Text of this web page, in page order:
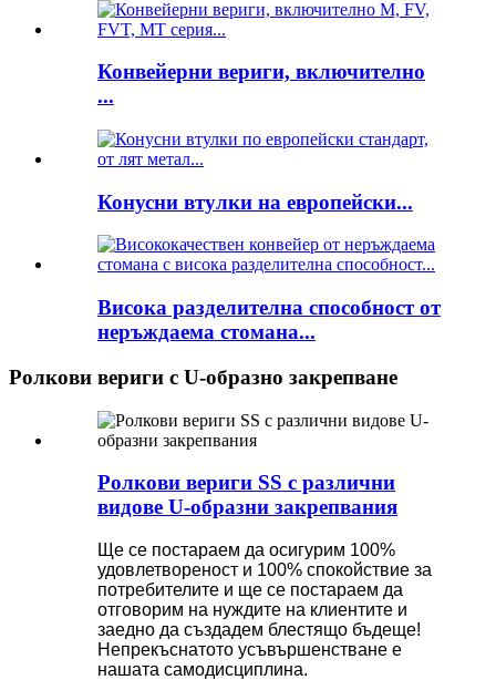
Конвейерни вериги, включително
...
Конусни втулки на европейски...
Висока разделителна способност от
неръждаема стомана...
Ролкови вериги с U-образно закрепване
Ролкови вериги SS с различни
видове U-образни закрепвания
Ще се постараем да осигурим 100%
удовлетвореност и 100% спокойствие за
потребителите и ще се постараем да
отговорим на нуждите на клиентите и
заедно да създадем блестящо бъдеще!
Непрекъснатото усъвършенстване е
нашата самодисциплина.